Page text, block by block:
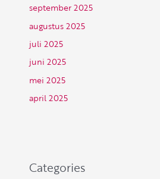
september 2025
augustus 2025
juli 2025
juni 2025
mei 2025
april 2025
Categories